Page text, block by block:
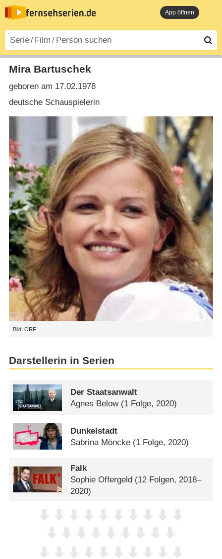
App öffnen
Bild: ORF
Mira Bartuschek
geboren am 17.02.1978
deutsche Schauspielerin
Darstellerin in Serien
Der Staatsanwalt
Agnes Below (1 Folge, 2020)
Dunkelstadt
Sabrina Möncke (1 Folge, 2020)
Falk
Sophie Offergeld (12 Folgen, 2018–
2020)